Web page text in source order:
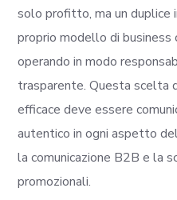
solo profitto, ma un duplice
proprio modello di business
operando in modo
trasparente. Questa scelta
efficace deve essere
autentico in ogni aspetto
la comunicazione B2B e la
promozionali.